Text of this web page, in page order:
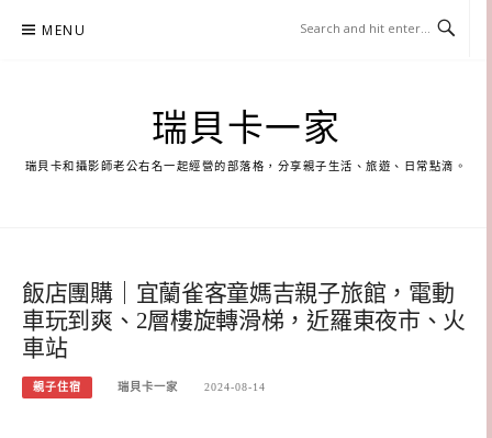
MENU
瑞貝卡一家
瑞貝卡和攝影師老公右名一起經營的部落格，分享親子生活、旅遊、日常點滴。
飯店團購｜宜蘭雀客童媽吉親子旅館，電動
車玩到爽、2層樓旋轉滑梯，近羅東夜市、火
車站
親子住宿 瑞貝卡一家 2024-08-14